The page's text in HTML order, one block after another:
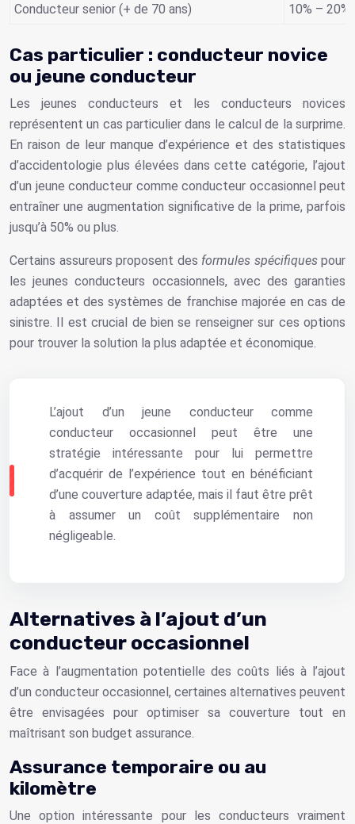
Conducteur senior (+ de 70 ans)
10% – 20%
Cas particulier : conducteur novice
ou jeune conducteur
Les jeunes conducteurs et les conducteurs novices
représentent un cas particulier dans le calcul de la surprime.
En raison de leur manque d’expérience et des statistiques
d’accidentologie plus élevées dans cette catégorie, l’ajout
d’un jeune conducteur comme conducteur occasionnel peut
entraîner une augmentation significative de la prime, parfois
jusqu’à 50% ou plus.
Certains assureurs proposent des formules spécifiques pour
les jeunes conducteurs occasionnels, avec des garanties
adaptées et des systèmes de franchise majorée en cas de
sinistre. Il est crucial de bien se renseigner sur ces options
pour trouver la solution la plus adaptée et économique.
L’ajout d’un jeune conducteur comme
conducteur occasionnel peut être une
stratégie intéressante pour lui permettre
d’acquérir de l’expérience tout en bénéficiant
d’une couverture adaptée, mais il faut être prêt
à assumer un coût supplémentaire non
négligeable.
Alternatives à l’ajout d’un
conducteur occasionnel
Face à l’augmentation potentielle des coûts liés à l’ajout
d’un conducteur occasionnel, certaines alternatives peuvent
être envisagées pour optimiser sa couverture tout en
maîtrisant son budget assurance.
Assurance temporaire ou au
kilomètre
Une option intéressante pour les conducteurs vraiment